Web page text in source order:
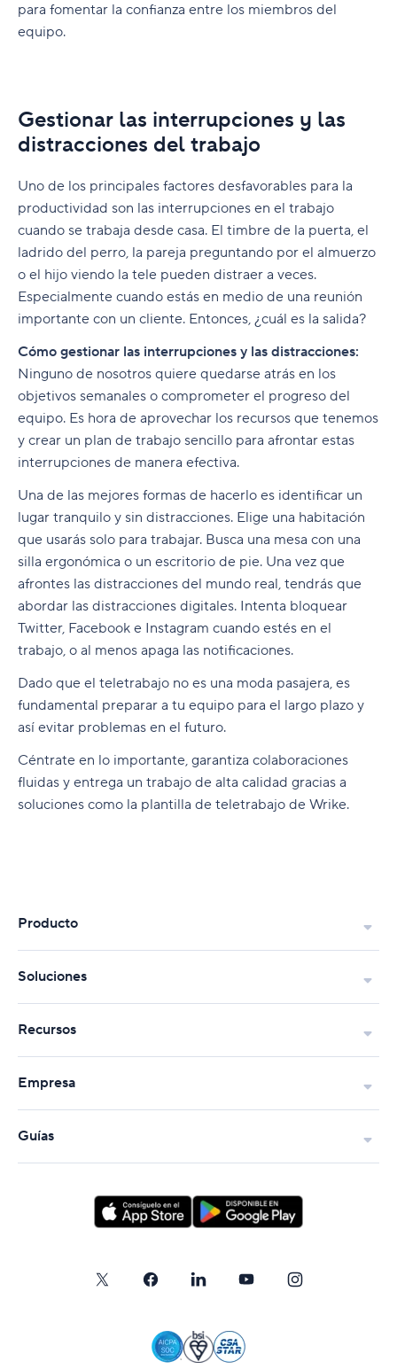
para fomentar la confianza entre los miembros del
equipo.
Gestionar las interrupciones y las
distracciones del trabajo
Uno de los principales factores desfavorables para la
productividad son las interrupciones en el trabajo
cuando se trabaja desde casa. El timbre de la puerta, el
ladrido del perro, la pareja preguntando por el almuerzo
o el hijo viendo la tele pueden distraer a veces.
Especialmente cuando estás en medio de una reunión
importante con un cliente. Entonces, ¿cuál es la salida?
Cómo gestionar las interrupciones y las distracciones:
Ninguno de nosotros quiere quedarse atrás en los
objetivos semanales o comprometer el progreso del
equipo. Es hora de aprovechar los recursos que tenemos
y crear un plan de trabajo sencillo para afrontar estas
interrupciones de manera efectiva.
Una de las mejores formas de hacerlo es identificar un
lugar tranquilo y sin distracciones. Elige una habitación
que usarás solo para trabajar. Busca una mesa con una
silla ergonómica o un escritorio de pie. Una vez que
afrontes las distracciones del mundo real, tendrás que
abordar las distracciones digitales. Intenta bloquear
Twitter, Facebook e Instagram cuando estés en el
trabajo, o al menos apaga las notificaciones.
Dado que el teletrabajo no es una moda pasajera, es
fundamental preparar a tu equipo para el largo plazo y
así evitar problemas en el futuro.
Céntrate en lo importante, garantiza colaboraciones
fluidas y entrega un trabajo de alta calidad gracias a
soluciones como la plantilla de teletrabajo de Wrike.
Producto
Soluciones
Recursos
Empresa
Guías